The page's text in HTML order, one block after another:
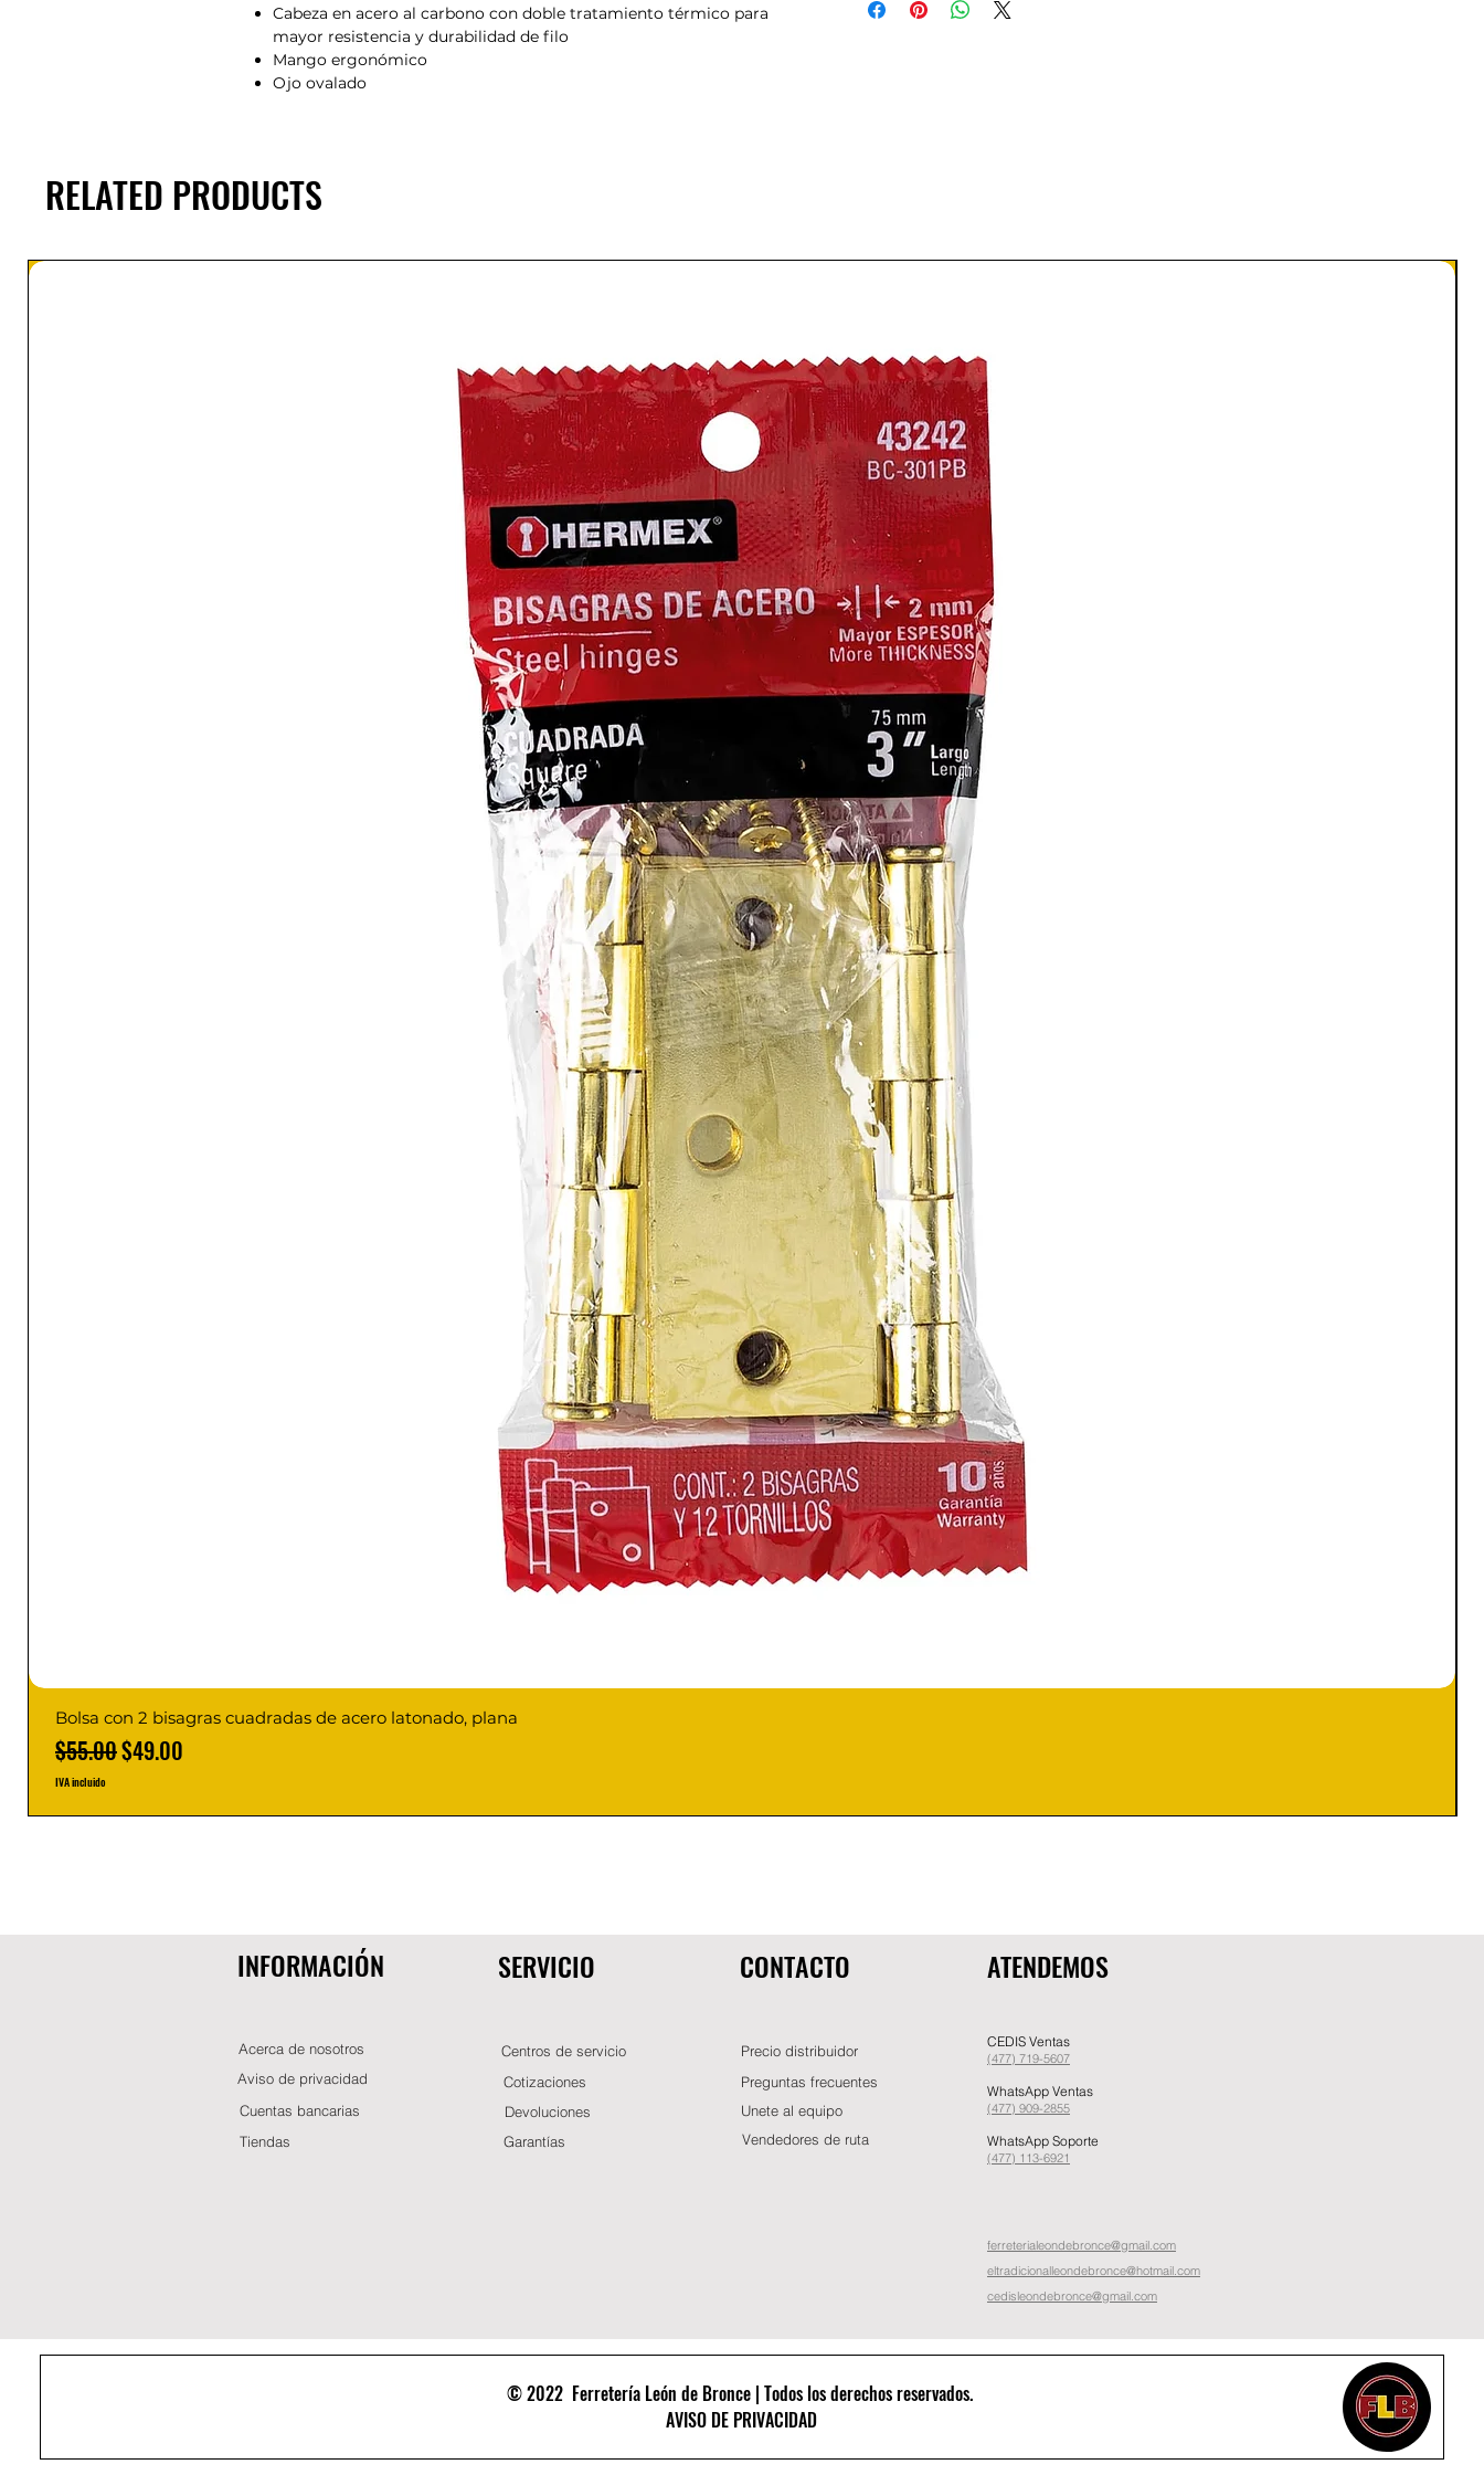
Cabeza en acero al carbono con doble tratamiento térmico para
mayor resistencia y durabilidad de filo
Mango ergonómico
Ojo ovalado
RELATED PRODUCTS
Bolsa con 2 bisagras cuadradas de acero latonado, plana
Precio
$55.00Precio de oferta
$49.00
IVA incluido
INFORMACIÓN
Acerca de nosotros
Aviso de privacidad
Cuentas bancarias
Tiendas
SERVICIO
Centros de servicio
Cotizaciones
Devoluciones
Garantías
CONTACTO
Precio distribuidor
Preguntas frecuentes
Unete al equipo
Vendedores de ruta
ATENDEMOS
CEDIS Ventas
(477) 719-5607
WhatsApp Ventas
(477) 909-2855
WhatsApp Soporte
(477) 113-6921
ferreterialeondebronce@gmail.com
eltradicionalleondebronce@hotmail.com
cedisleondebronce@gmail.com
© 2022 Ferretería León de Bronce | Todos los derechos reservados.
AVISO DE PRIVACIDAD